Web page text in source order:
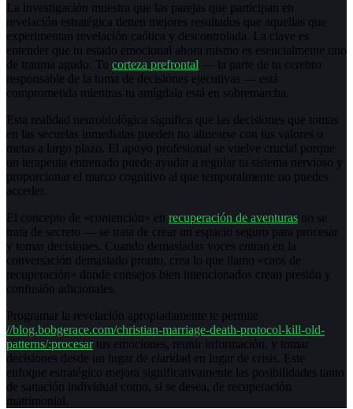
La investigación muestra que las parejas que participan en
revelación estratégica tienen mejores resultados que aquellas que
experimentan revelación caótica y descontrolada. La clave es
entender que tu estado emocional ahora mismo es esencialmente uno
de trauma agudo. Tu corteza prefrontal — la parte de tu cerebro
responsable de la toma de decisiones ejecutivas — está
comprometida mientras tu amígdala está en sobremarcha.
Esta realidad neurobiológica significa que las decisiones que tomas
en las secuelas inmediatas pueden no alinearse con tus valores o
metas a largo plazo. El apoyo profesional se vuelve crucial porque
un terapeuta entrenado puede ayudar a regular tu sistema nervioso y
proporcionar el marco cognitivo al que temporalmente no puedes
acceder.
El concepto de «contención» en recuperación de aventuras no se
trata de secreto — se trata de crear un espacio seguro para procesar
y tomar decisiones. Cuando demasiadas voces entran en la
conversación demasiado pronto, crea lo que llamo «caos de
recuperación» donde consejos bien intencionados crean presión y
confusión adicionales.
Programar la revelación apropiadamente te permite
//blog.bobgerace.com/christian-marriage-death-protocol-kill-old-
patterns/:procesartus emociones, reunir información, y tomar
decisiones desde un lugar de claridad en lugar de crisis. Este
enfoque estratégico mejora significativamente las posibilidades tanto
de sanación individual como, si se desea, de recuperación
matrimonial.